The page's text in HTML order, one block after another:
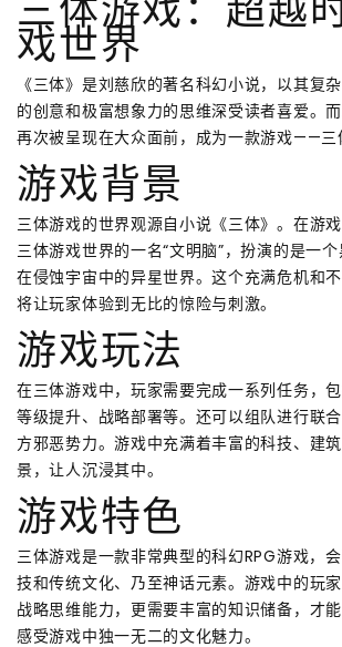
三体游戏：超越
戏世界
《三体》是刘慈欣的著名科幻小说，以其复
的创意和极富想象力的思维深受读者喜爱。
再次被呈现在大众面前，成为一款游戏——三
游戏背景
三体游戏的世界观源自小说《三体》。在游
三体游戏世界的一名“文明脑”，扮演的是一
在侵蚀宇宙中的异星世界。这个充满危机和
将让玩家体验到无比的惊险与刺激。
游戏玩法
在三体游戏中，玩家需要完成一系列任务，
等级提升、战略部署等。还可以组队进行联
方邪恶势力。游戏中充满着丰富的科技、建
景，让人沉浸其中。
游戏特色
三体游戏是一款非常典型的科幻RPG游戏，
技和传统文化、乃至神话元素。游戏中的玩
战略思维能力，更需要丰富的知识储备，才能
感受游戏中独一无二的文化魅力。